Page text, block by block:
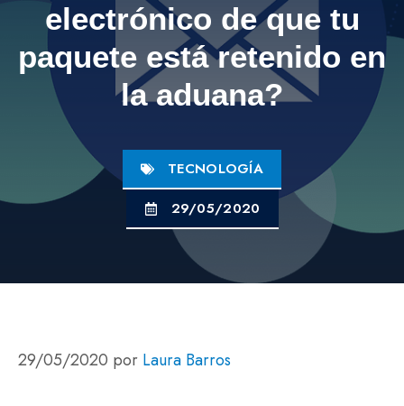
electrónico de que tu
paquete está retenido en
la aduana?
TECNOLOGÍA
29/05/2020
29/05/2020 por Laura Barros